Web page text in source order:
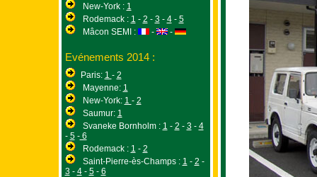
New-York : 1
Rodemack : 1 - 2 - 3- 4- 5
Mâcon SEMI :
- -
Evénements 2014 :
Paris: 1 - 2
Mayenne: 1
New-York: 1 - 2
Saumur: 1
Svaneke Bornholm : 1 - 2 - 3- 4
- 5-6
Rodemack : 1 - 2
Saint-Pierre-ès-Champs : 1 - 2 -
3- 4- 5- 6